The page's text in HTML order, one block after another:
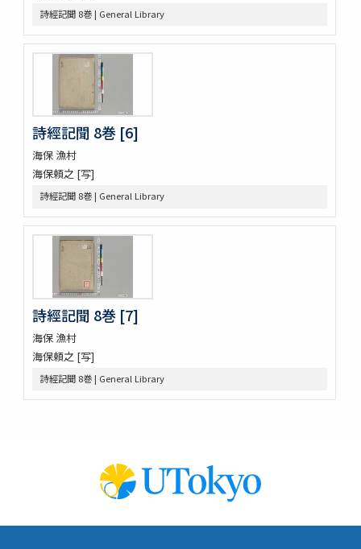
つれつれ草拾遺
卜養狂哥集 2巻
播州舊記
すみよし物語
本朝續文粹 13巻
紀伊國牟婁郡色川村色川氏藏文書
大鏡 (存2巻)
壬戌羇旅漫録 2巻
明徳記 3巻
四神地名録 9巻附録1巻
薩摩國風土記
金仙寺殿記録残闕
隠秘録 5巻
曾文定公全集 20巻首1巻末1巻
口逰
矢ひらき聞書
蟇目之口决
傳經樓經説 (存1巻)
新譯大西洋撿夫爾日本志圗解
詩經記聞 8巻 | General Library
詩經記聞 8巻 [6]
海保 漁村
海保頼之 [写]
詩經記聞 8巻 | General Library
詩經記聞 8巻 [7]
海保 漁村
海保頼之 [写]
詩經記聞 8巻 | General Library